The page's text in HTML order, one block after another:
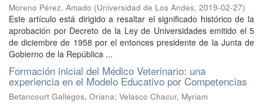
Moreno Pérez, Amado (Universidad de Los Andes, 2019-02-27)
Este artículo está dirigido a resaltar el significado histórico de la
aprobación por Decreto de la Ley de Universidades emitido el 5
de diciembre de 1958 por el entonces presidente de la Junta de
Gobierno de la República ...
Formación inicial del Médico Veterinario: una
experiencia en el Modelo Educativo por Competencias
Betancourt Gallegos, Oriana; Velasco Chacur, Myriam